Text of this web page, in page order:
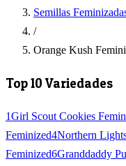
Semillas
/
Orange Kush
Top 10 Variedades
1Girl Scout Cookies
Feminized4Northern
Feminized6Granddaddy